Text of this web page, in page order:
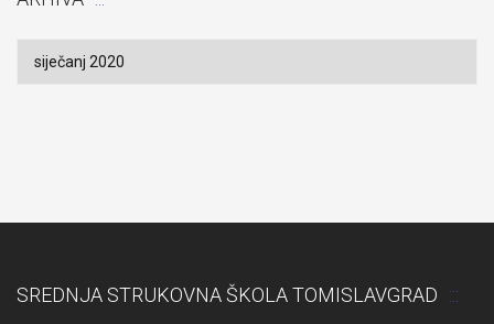
SREDNJA STRUKOVNA ŠKOLA TOMISLAVGRAD